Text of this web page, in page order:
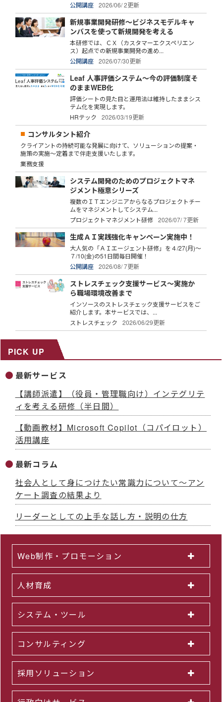
公開講座
2026/06/ 2更新
新規事業開発研修～ビジネスモデルキャ
ンバスを使って新規開発を考える
本研修では、ＣＸ（カスタマーエクスペリエン
ス）起点での新規事業開発の進め...
公開講座
2026/07/30更新
Leaf 人事評価システム～今の評価制度そ
のままWEB化
評価シートの見た目と運用法は維持したままシス
テム化を実現します。
HRテック
2026/03/19更新
コンサルタント紹介
クライアントの持続可能な発展に向けて、ソリューションの提案・
施策の実施～定着まで伴走支援いたします。
業務支援
システム開発のためのプロジェクトマネ
ジメント極意シリーズ
複数のＩＴエンジニアからなるプロジェクトチー
ムをマネジメントしてシステム...
プロジェクトマネジメント研修
2026/07/ 7更新
生成ＡＩ実践強化キャンペーン実施中！
大人気の「ＡＩエージェント研修」を４/27(月)～
７/10(金)の51日間毎日開催！
公開講座
2026/08/ 7更新
ストレスチェック支援サービス～実施か
ら職場環境改善まで
インソースのストレスチェック支援サービスをご
紹介します。本サービスでは、...
ストレスチェック
2026/06/29更新
PICK UP
最新サービス
【講師派遣】（役員・管理職向け）インテグリテ
ィを考える研修（半日間）
【動画教材】Microsoft Copilot（コパイロット）
活用講座
最新コラム
社会人として身につけたい常識力について～アン
ケート調査の結果より
リーダーとしての上手な話し方・説明の仕方
Web制作・プロモーション
人材育成
システム・ツール
コンサルティング
採用ソリューション